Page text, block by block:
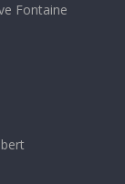
Fontaine